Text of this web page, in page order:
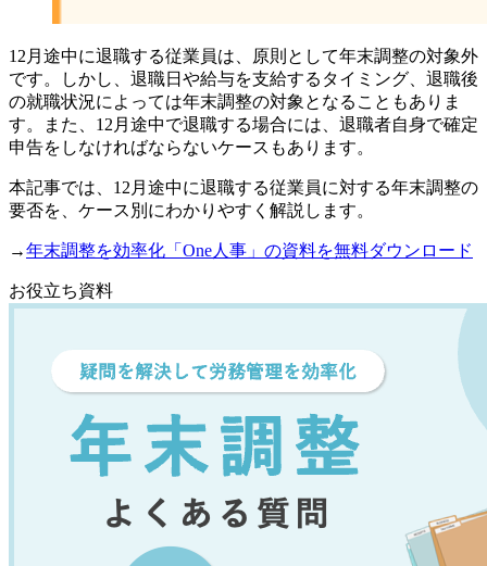
12月途中に退職する従業員は、原則として年末調整の対象外
です。しかし、退職日や給与を支給するタイミング、退職後
の就職状況によっては年末調整の対象となることもありま
す。また、12月途中で退職する場合には、退職者自身で確定
申告をしなければならないケースもあります。
本記事では、12月途中に退職する従業員に対する年末調整の
要否を、ケース別にわかりやすく解説します。
→年末調整を効率化「One人事」の資料を無料ダウンロード
お役立ち資料